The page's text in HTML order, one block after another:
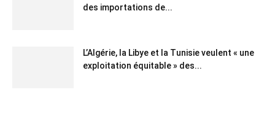
des importations de...
L’Algérie, la Libye et la Tunisie veulent « une
exploitation équitable » des...